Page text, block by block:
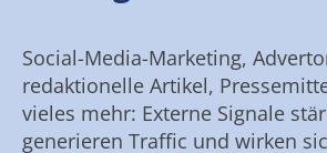
Social-Media-Marketing,
redaktionelle Artikel,
vieles mehr: Externe Signale
generieren Traffic und wirken